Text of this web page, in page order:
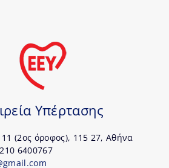
Υπέρτασης
(2ος όροφος), 115 27, Αθήνα
6400767